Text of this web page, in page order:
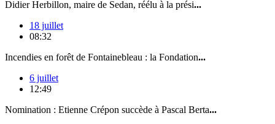
Didier Herbillon, maire de Sedan, réélu à la prési...
18 juillet
08:32
Incendies en forêt de Fontainebleau : la Fondation...
6 juillet
12:49
Nomination : Etienne Crépon succède à Pascal Berta...